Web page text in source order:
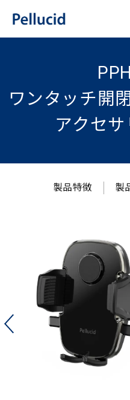
ワンタッチ開
アクセ
製品特徴 製